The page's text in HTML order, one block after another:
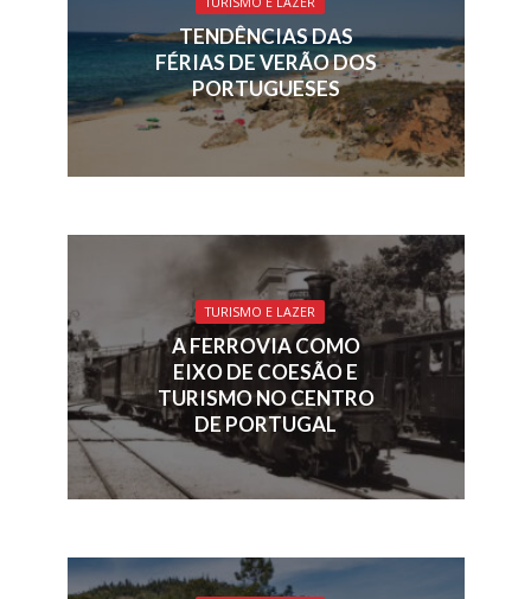
k p
TENDÊNCIAS DAS
FÉRIAS DE VERÃO DOS
PORTUGUESES
TURISMO E LAZER
A FERROVIA COMO
EIXO DE COESÃO E
TURISMO NO CENTRO
DE PORTUGAL